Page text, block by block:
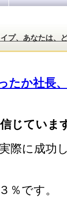
プ、あなたは、
たか社長
じていま
際に成功
％です。